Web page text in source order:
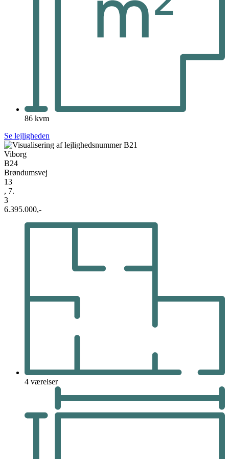
86 kvm
Se lejligheden
Viborg
B24
Brøndumsvej
13
, 7.
3
6.395.000,-
4 værelser